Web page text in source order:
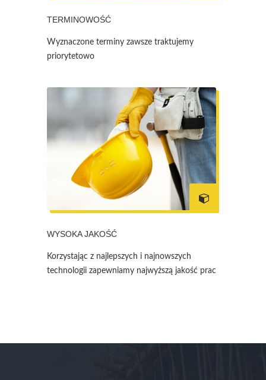
TERMINOWOŚĆ
Wyznaczone terminy zawsze traktujemy
priorytetowo
WYSOKA JAKOŚĆ
Korzystając z najlepszych i najnowszych
technologii zapewniamy najwyższą jakość prac